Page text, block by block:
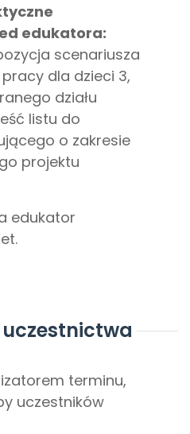
edukatora:
scenariusza
dla dzieci 3,
działu
listu do
o zakresie
projektu
edukator
terminu,
uczestników